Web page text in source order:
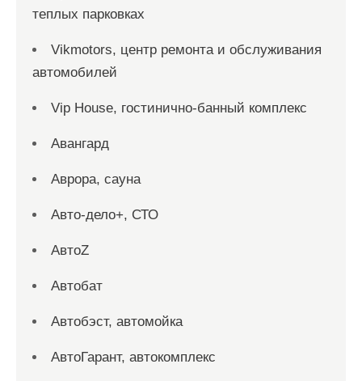
теплых парковках
Vikmotors, центр ремонта и обслуживания
автомобилей
Vip House, гостинично-банный комплекс
Авангард
Аврора, сауна
Авто-дело+, СТО
АвтоZ
Автобат
Автобэст, автомойка
АвтоГарант, автокомплекс